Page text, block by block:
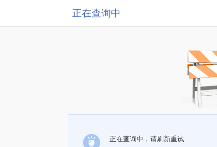
正在查询中
正在查询中，请刷新重试